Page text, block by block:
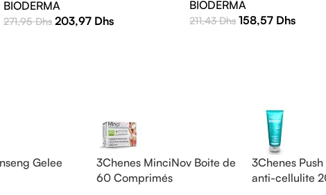
BIODERMA
271,95Dhs 203,97 Dhs
BIODERMA
211,43Dhs 158,57 Dhs
Gelee
3Chenes MinciNov Boite de
60 Comprimés
3Chenes
anti-cellulite